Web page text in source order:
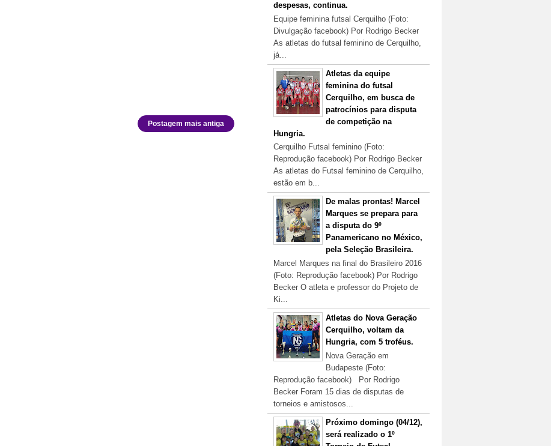
Postagem mais antiga
despesas, continua.
Equipe feminina futsal Cerquilho (Foto:
Divulgação facebook) Por Rodrigo Becker
As atletas do futsal feminino de Cerquilho,
já...
Atletas da equipe
feminina do futsal
Cerquilho, em busca de
patrocínios para disputa
de competição na
Hungria.
Cerquilho Futsal feminino (Foto:
Reprodução facebook) Por Rodrigo Becker
As atletas do Futsal feminino de Cerquilho,
estão em b...
De malas prontas! Marcel
Marques se prepara para
a disputa do 9º
Panamericano no México,
pela Seleção Brasileira.
Marcel Marques na final do Brasileiro 2016
(Foto: Reprodução facebook) Por Rodrigo
Becker O atleta e professor do Projeto de
Ki...
Atletas do Nova Geração
Cerquilho, voltam da
Hungria, com 5 troféus.
Nova Geração em
Budapeste (Foto:
Reprodução facebook) Por Rodrigo
Becker Foram 15 dias de disputas de
torneios e amistosos...
Próximo domingo (04/12),
será realizado o 1º